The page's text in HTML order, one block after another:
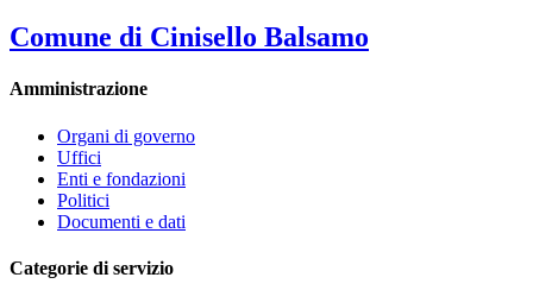
Comune di Cinisello Balsamo
Amministrazione
Organi di governo
Uffici
Enti e fondazioni
Politici
Documenti e dati
Categorie di servizio